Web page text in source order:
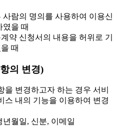
사람의 명의를 사용하여 이용신
였을 때
약 신청서의 내용을 허위로 기
때
의 변경)
을 변경하고자 하는 경우 서비
스 내의 기능을 이용하여 변경
월일, 신분, 이메일